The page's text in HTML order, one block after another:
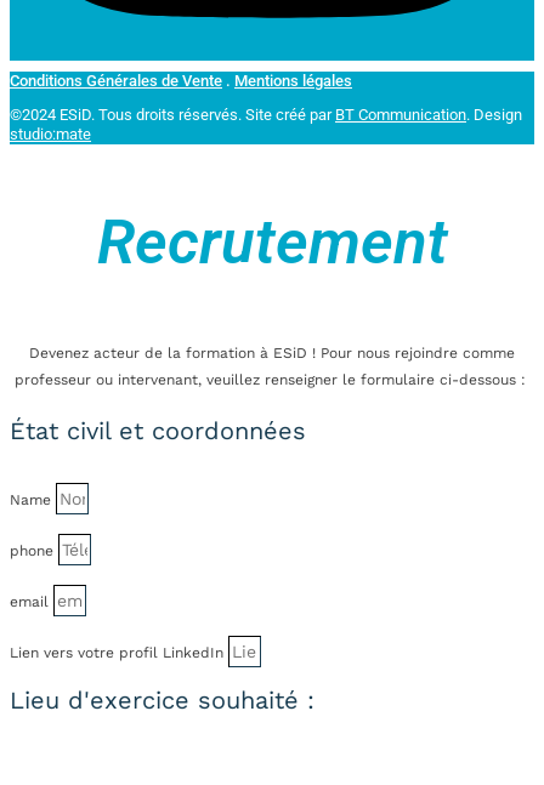
Conditions Générales de Vente . Mentions légales
©2024 ESiD. Tous droits réservés. Site créé par BT Communication. Design
studio:mate
Recrutement
Devenez acteur de la formation à ESiD ! Pour nous rejoindre comme
professeur ou intervenant, veuillez renseigner le formulaire ci-dessous :
État civil et coordonnées
Name
phone
email
Lien vers votre profil LinkedIn
Lieu d'exercice souhaité :